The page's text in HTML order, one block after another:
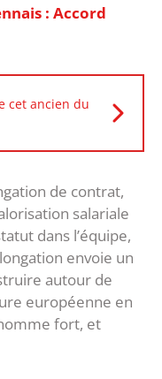
: Accord
cet ancien du
de contrat,
salariale
dans l’équipe,
envoie un
autour de
européenne en
fort, et